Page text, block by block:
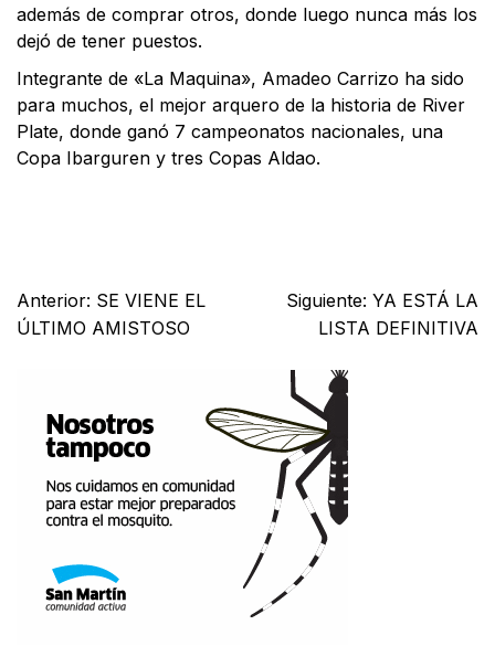
además de comprar otros, donde luego nunca más los
dejó de tener puestos.
Integrante de «La Maquina», Amadeo Carrizo ha sido
para muchos, el mejor arquero de la historia de River
Plate, donde ganó 7 campeonatos nacionales, una
Copa Ibarguren y tres Copas Aldao.
Anterior: SE VIENE EL
ÚLTIMO AMISTOSO
Siguiente: YA ESTÁ LA
LISTA DEFINITIVA